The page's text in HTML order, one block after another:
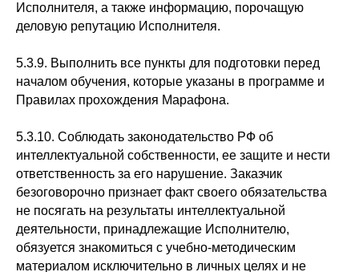
Исполнителя, а также информацию, порочащую
деловую репутацию Исполнителя.
5.3.9. Выполнить все пункты для подготовки перед
началом обучения, которые указаны в программе и
Правилах прохождения Марафона.
5.3.10. Соблюдать законодательство РФ об
интеллектуальной собственности, ее защите и нести
ответственность за его нарушение. Заказчик
безоговорочно признает факт своего обязательства
не посягать на результаты интеллектуальной
деятельности, принадлежащие Исполнителю,
обязуется знакомиться с учебно-методическим
материалом исключительно в личных целях и не